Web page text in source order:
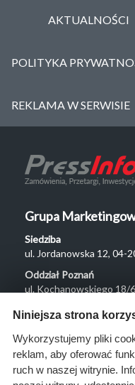
AKTUALNOŚCI
POLITYKA
REKLAMA W SERWISIE
Grupa
Siedziba
ul. Jordanowska 12, 04-
Oddział Poznań
ul. Kochanowskiego 18/
Menu
O nas
Rozwiązania
Niniejsza strona
Wykorzystujemy pliki
reklam, aby oferować
ruch w naszej witrynie.